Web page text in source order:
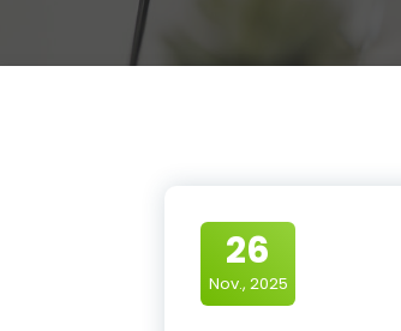
26
Nov., 2025